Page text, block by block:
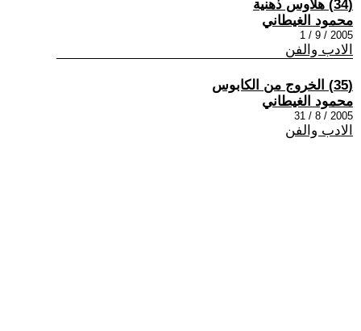
(34) هلاوس ذهنية
محمود الغيطاني
2005 / 9 / 1
الادب والفن
(35) الخروج من الكابوس
محمود الغيطاني
2005 / 8 / 31
الادب والفن